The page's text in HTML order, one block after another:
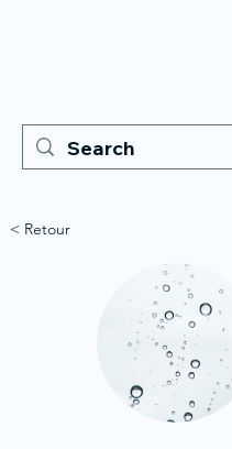
< Retour